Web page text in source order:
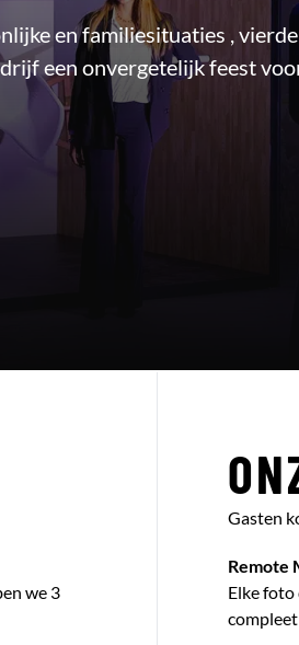
en familiesituaties ,
een onvergetelijk feest
we 3
Gasten
Remote
Elke foto